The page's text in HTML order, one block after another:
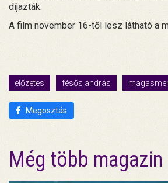
díjazták.
A film november 16-től lesz látható a
előzetes fésős andrás
Megosztás
Még több magazin